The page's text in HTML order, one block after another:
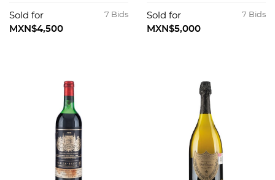
Francia Nivel: en la
punta del hombro
7 Bids
Sold for
MXN$4,500
7 Bids
Sold for
MXN$5,000